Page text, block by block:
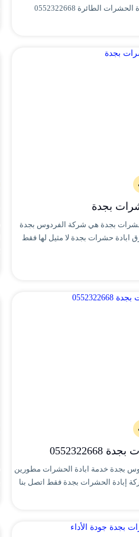
افضل تقنيات ابادة الحشرات الطائرة 0552322668
بجدة
بجدة هي شركة الفردوس بجدة
ابادة حشرات بجدة لا مثيل لها فقط
بجدة خدمة ابادة الحشرات مطورين
إبادة الحشرات بجدة فقط اتصل بنا